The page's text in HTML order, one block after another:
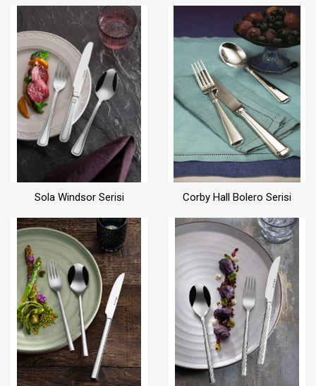
Sola Windsor Serisi Corby Hall Bolero Serisi